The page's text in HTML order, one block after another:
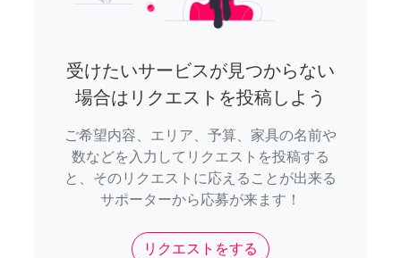
受けたいサービスが見つからない
場合はリクエストを投稿しよう
ご希望内容、エリア、予算、家具の名前や
数などを入力してリクエストを投稿する
と、そのリクエストに応えることが出来る
サポーターから応募が来ます！
リクエストをする